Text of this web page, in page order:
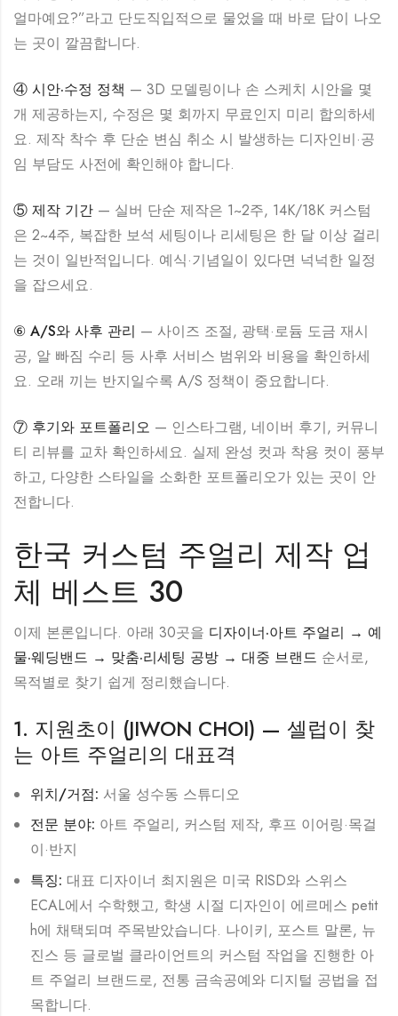
얼마예요?”라고 단도직입적으로 물었을 때 바로 답이 나오
는 곳이 깔끔합니다.
④ 시안·수정 정책 — 3D 모델링이나 손 스케치 시안을 몇
개 제공하는지, 수정은 몇 회까지 무료인지 미리 합의하세
요. 제작 착수 후 단순 변심 취소 시 발생하는 디자인비·공
임 부담도 사전에 확인해야 합니다.
⑤ 제작 기간 — 실버 단순 제작은 1~2주, 14K/18K 커스텀
은 2~4주, 복잡한 보석 세팅이나 리세팅은 한 달 이상 걸리
는 것이 일반적입니다. 예식·기념일이 있다면 넉넉한 일정
을 잡으세요.
⑥ A/S와 사후 관리 — 사이즈 조절, 광택·로듐 도금 재시
공, 알 빠짐 수리 등 사후 서비스 범위와 비용을 확인하세
요. 오래 끼는 반지일수록 A/S 정책이 중요합니다.
⑦ 후기와 포트폴리오 — 인스타그램, 네이버 후기, 커뮤니
티 리뷰를 교차 확인하세요. 실제 완성 컷과 착용 컷이 풍부
하고, 다양한 스타일을 소화한 포트폴리오가 있는 곳이 안
전합니다.
한국 커스텀 주얼리 제작 업
체 베스트 30
이제 본론입니다. 아래 30곳을 디자이너·아트 주얼리 → 예
물·웨딩밴드 → 맞춤·리세팅 공방 → 대중 브랜드 순서로,
목적별로 찾기 쉽게 정리했습니다.
1. 지원초이 (JIWON CHOI) — 셀럽이 찾
는 아트 주얼리의 대표격
위치/거점: 서울 성수동 스튜디오
전문 분야: 아트 주얼리, 커스텀 제작, 후프 이어링·목걸
이·반지
특징: 대표 디자이너 최지원은 미국 RISD와 스위스
ECAL에서 수학했고, 학생 시절 디자인이 에르메스 petit
h에 채택되며 주목받았습니다. 나이키, 포스트 말론, 뉴
진스 등 글로벌 클라이언트의 커스텀 작업을 진행한 아
트 주얼리 브랜드로, 전통 금속공예와 디지털 공법을 접
목합니다.